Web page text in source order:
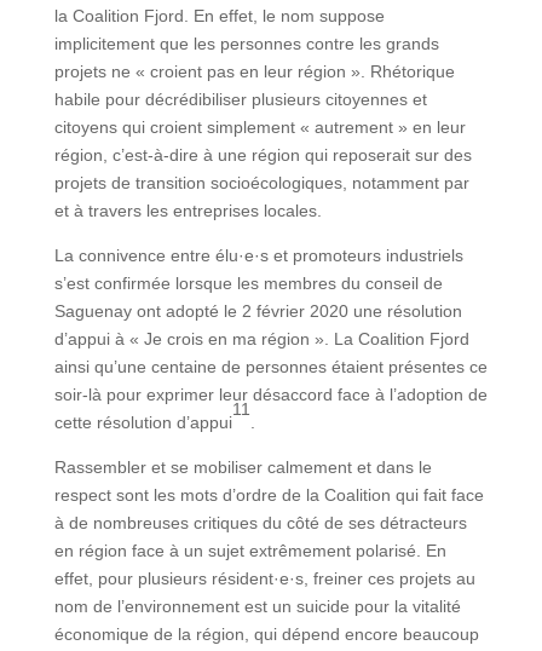
la Coalition Fjord. En effet, le nom suppose
implicitement que les personnes contre les grands
projets ne « croient pas en leur région ». Rhétorique
habile pour décrédibiliser plusieurs citoyennes et
citoyens qui croient simplement « autrement » en leur
région, c’est-à-dire à une région qui reposerait sur des
projets de transition socioécologiques, notamment par
et à travers les entreprises locales.
La connivence entre élu·e·s et promoteurs industriels
s’est confirmée lorsque les membres du conseil de
Saguenay ont adopté le 2 février 2020 une résolution
d’appui à « Je crois en ma région ». La Coalition Fjord
ainsi qu’une centaine de personnes étaient présentes ce
soir-là pour exprimer leur désaccord face à l’adoption de
cette résolution d’appui
11
.
Rassembler et se mobiliser calmement et dans le
respect sont les mots d’ordre de la Coalition qui fait face
à de nombreuses critiques du côté de ses détracteurs
en région face à un sujet extrêmement polarisé. En
effet, pour plusieurs résident·e·s, freiner ces projets au
nom de l’environnement est un suicide pour la vitalité
économique de la région, qui dépend encore beaucoup